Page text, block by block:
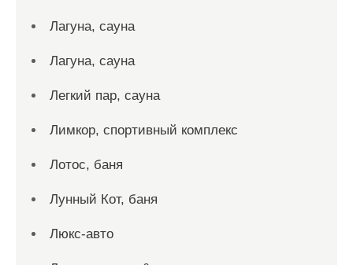
Лагуна, сауна
Лагуна, сауна
Легкий пар, сауна
Лимкор, спортивный комплекс
Лотос, баня
Лунный Кот, баня
Люкс-авто